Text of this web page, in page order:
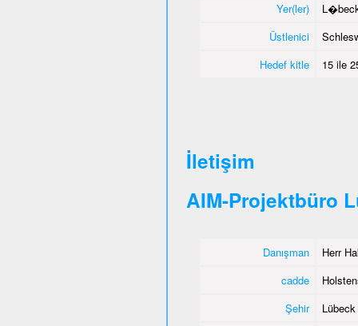
Yer(ler)
Üstlenici
Hedef kitle
15 ile
İletişim
AIM-Projektbüro
Danışman
Herr
cadde
Şehir
Lübeck